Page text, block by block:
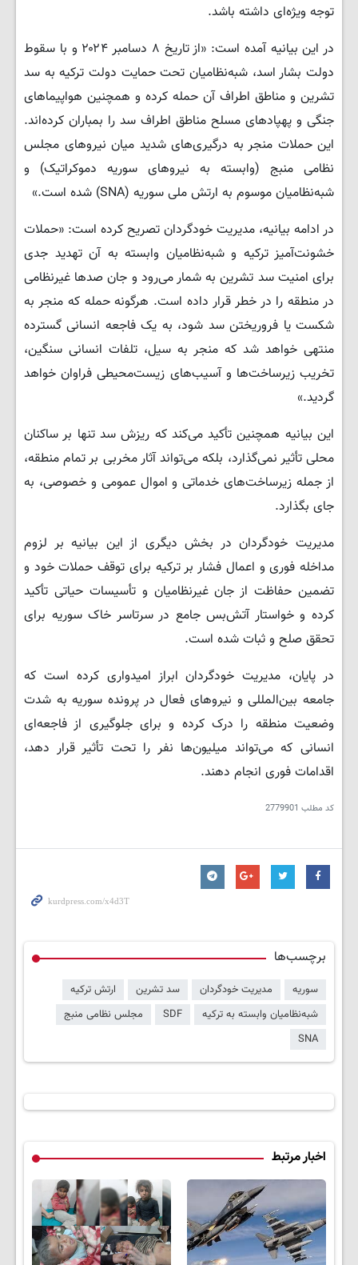
توجه ویژه‌ای داشته باشد.
در این بیانیه آمده است: «از تاریخ ۸ دسامبر ۲۰۲۴ و با سقوط
دولت بشار اسد، شبه‌نظامیان تحت حمایت دولت ترکیه به سد
تشرین و مناطق اطراف آن حمله کرده و همچنین هواپیماهای
جنگی و پهپادهای مسلح مناطق اطراف سد را بمباران کرده‌اند.
این حملات منجر به درگیری‌های شدید میان نیروهای مجلس
نظامی منبج (وابسته به نیروهای سوریه دموکراتیک) و
شبه‌نظامیان موسوم به ارتش ملی سوریه (SNA) شده است.»
در ادامه بیانیه، مدیریت خودگردان تصریح کرده است: «حملات
خشونت‌آمیز ترکیه و شبه‌نظامیان وابسته به آن تهدید جدی
برای امنیت سد تشرین به شمار می‌رود و جان صدها غیرنظامی
در منطقه را در خطر قرار داده است. هرگونه حمله که منجر به
شکست یا فروریختن سد شود، به یک فاجعه انسانی گسترده
منتهی خواهد شد که منجر به سیل، تلفات انسانی سنگین،
تخریب زیرساخت‌ها و آسیب‌های زیست‌محیطی فراوان خواهد
گردید.»
این بیانیه همچنین تأکید می‌کند که ریزش سد تنها بر ساکنان
محلی تأثیر نمی‌گذارد، بلکه می‌تواند آثار مخربی بر تمام منطقه،
از جمله زیرساخت‌های خدماتی و اموال عمومی و خصوصی، به
جای بگذارد.
مدیریت خودگردان در بخش دیگری از این بیانیه بر لزوم
مداخله فوری و اعمال فشار بر ترکیه برای توقف حملات خود و
تضمین حفاظت از جان غیرنظامیان و تأسیسات حیاتی تأکید
کرده و خواستار آتش‌بس جامع در سرتاسر خاک سوریه برای
تحقق صلح و ثبات شده است.
در پایان، مدیریت خودگردان ابراز امیدواری کرده است که
جامعه بین‌المللی و نیروهای فعال در پرونده سوریه به شدت
وضعیت منطقه را درک کرده و برای جلوگیری از فاجعه‌ای
انسانی که می‌تواند میلیون‌ها نفر را تحت تأثیر قرار دهد،
اقدامات فوری انجام دهند.
کد مطلب 2779901
برچسب‌ها
سوریه مدیریت خودگردان سد تشرین
ارتش ترکیه
شبه‌نظامیان وابسته به ترکیه
SDF
مجلس نظامی منبج
SNA
اخبار مرتبط